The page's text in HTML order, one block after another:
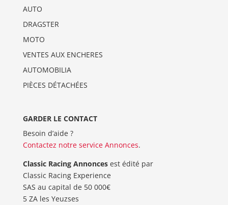
AUTO
DRAGSTER
MOTO
VENTES AUX ENCHERES
AUTOMOBILIA
PIÈCES DÉTACHÉES
GARDER LE CONTACT
Besoin d’aide ?
Contactez notre service Annonces.
Classic Racing Annoncesest édité par
Classic Racing Experience
SAS au capital de 50 000€
5 ZA les Yeuzses